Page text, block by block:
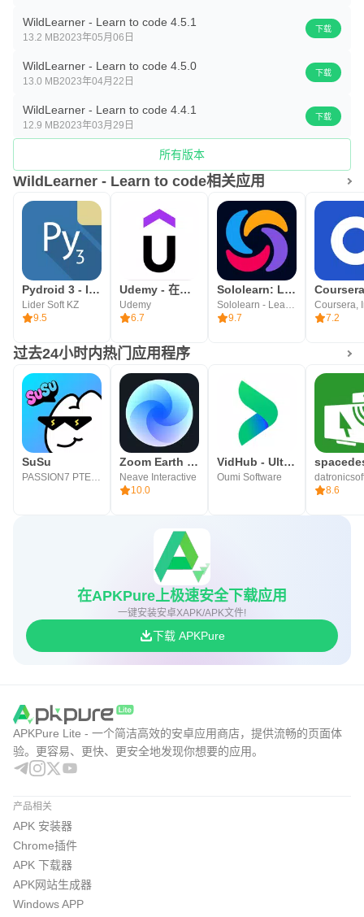
WildLearner - Learn to code 4.5.1
13.2 MB2023年05月06日
下载
WildLearner - Learn to code 4.5.0
13.0 MB2023年04月22日
下载
WildLearner - Learn to code 4.4.1
12.9 MB2023年03月29日
下载
所有版本
WildLearner - Learn to code相关应用
Pydroid 3 - IDE for Python 3
Lider Soft KZ
9.5
Udemy - 在线课程
Udemy
6.7
Sololearn: Learn to code
9.7
Coursera,
7.2
过去24小时内热门应用程序
SuSu Zoom Earth - 天气预报，降雨图，台风追踪器
Neave Interactive
10.0
VidHub - Ultimate media player
Oumi Software
8.6
在APKPure上极速安全下载应用
一键安装安卓XAPK/APK文件!
下载 APKPure
APKPure Lite - 一个简洁高效的安卓应用商店，提供流畅的页面体
验。更容易、更快、更安全地发现你想要的应用。
产品相关
APK 安装器
Chrome插件
APK 下载器
APK网站生成器
Windows APP